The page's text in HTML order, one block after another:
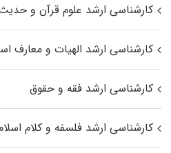
کارشناسی ارشد علوم قرآن و
کارشناسی ارشد الهیات و
کارشناسی ارشد فقه و حقوق
کارشناسی ارشد فلسفه و کلام